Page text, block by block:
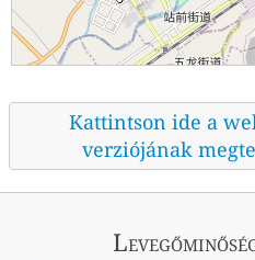
Kattintson ide a
verziójának